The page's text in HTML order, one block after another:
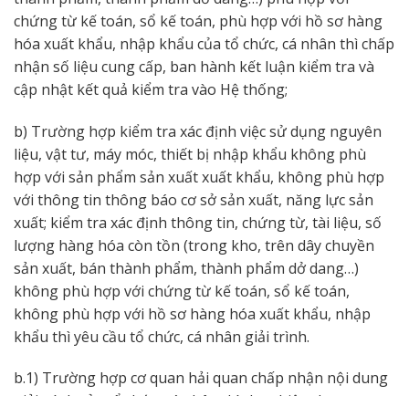
chứng từ kế toán, sổ kế toán, phù hợp với hồ sơ hàng
hóa xuất khẩu, nhập khẩu của tổ chức, cá nhân thì chấp
nhận số liệu cung cấp, ban hành kết luận kiểm tra và
cập nhật kết quả kiểm tra vào Hệ thống;
b) Trường hợp kiểm tra xác định việc sử dụng nguyên
liệu, vật tư, máy móc, thiết bị nhập khẩu không phù
hợp với sản phẩm sản xuất xuất khẩu, không phù hợp
với thông tin thông báo cơ sở sản xuất, năng lực sản
xuất; kiểm tra xác định thông tin, chứng từ, tài liệu, số
lượng hàng hóa còn tồn (trong kho, trên dây chuyền
sản xuất, bán thành phẩm, thành phẩm dở dang…)
không phù hợp với chứng từ kế toán, sổ kế toán,
không phù hợp với hồ sơ hàng hóa xuất khẩu, nhập
khẩu thì yêu cầu tổ chức, cá nhân giải trình.
b.1) Trường hợp cơ quan hải quan chấp nhận nội dung